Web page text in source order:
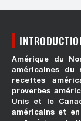
Amérique du
américaines du
recettes
proverbes
Unis et le
américains et